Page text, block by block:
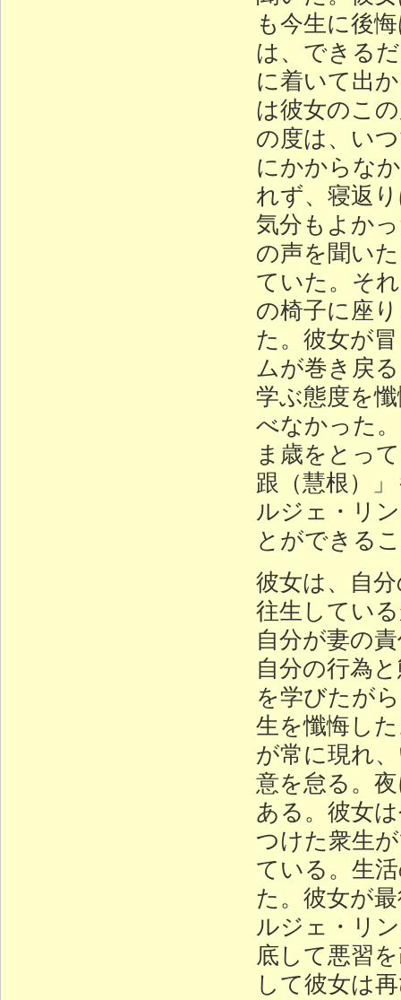
も今生に後
は、できる
に着いて出
は彼女のこ
の度は、い
にかからな
れず、寝返
気分もよか
の声を聞い
ていた。そ
の椅子に座
た。彼女が
ムが巻き戻
学ぶ態度を
べなかった
ま歳をとっ
跟（慧根）
ルジェ・リ
とができる
彼女は、自
往生してい
自分が妻の
自分の行為
を学びたが
生を懺悔し
が常に現れ
意を怠る。
ある。彼女
つけた衆生
ている。生
た。彼女が
ルジェ・リ
底して悪習
して彼女は